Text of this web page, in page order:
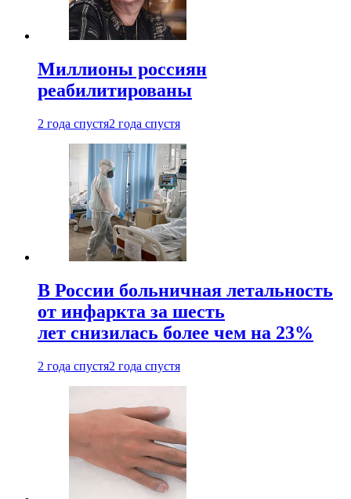
Миллионы россиян
реабилитированы
2 года спустя2 года спустя
В России больничная летальность
от инфаркта за шесть
лет снизилась более чем на 23%
2 года спустя2 года спустя